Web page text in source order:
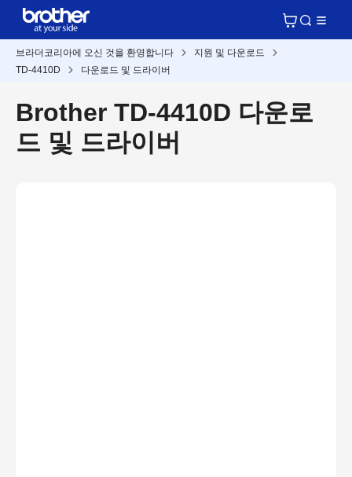
브라더코리아에 오신 것을 환영합니다
지원 및 다운로드
TD-4410D
다운로드 및 드라이버
Brother TD-4410D 다운로
드 및 드라이버